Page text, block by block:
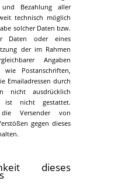
und Bezahlung aller
technisch möglich
solcher Daten bzw.
Daten oder eines
der im Rahmen
Angaben
Postanschriften,
Emailadressen durch
nicht ausdrücklich
ist nicht gestattet.
Versender von
gegen dieses
dieses